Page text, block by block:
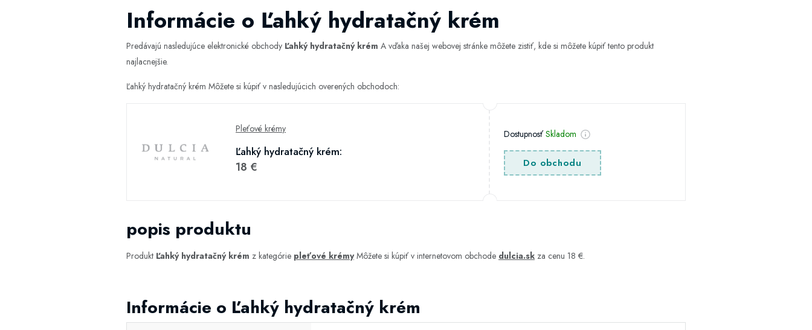
Informácie o Ľahký hydratačný krém
Predávajú nasledujúce elektronické obchody Ľahký hydratačný krém A vďaka našej webovej stránke môžete zistiť, kde si môžete kúpiť tento produkt
najlacnejšie.
Ľahký hydratačný krém Môžete si kúpiť v nasledujúcich overených obchodoch:
Pleťové krémy
Ľahký hydratačný krém:
18 €
DostupnosťSkladom
Do obchodu
popis produktu
Produkt Ľahký hydratačný krém z kategórie pleťové krémyMôžete si kúpiť v internetovom obchode dulcia.sk za cenu 18 €.
Informácie o Ľahký hydratačný krém